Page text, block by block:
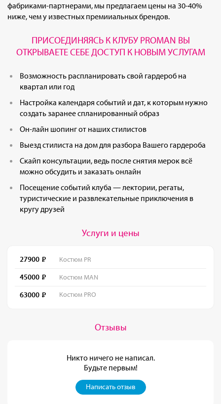
фабриками-партнерами, мы предлагаем цены на 30-40%
ниже, чем у известных премииальных брендов.
ПРИСОЕДИНЯЯСЬ К КЛУБУ PROMAN ВЫ
ОТКРЫВАЕТЕ СЕБЕ ДОСТУП К НОВЫМ УСЛУГАМ
Возможность распланировать свой гардероб на
квартал или год
Настройка календаря событий и дат, к которым нужно
создать заранее спланированный образ
Он-лайн шопинг от наших стилистов
Выезд стилиста на дом для разбора Вашего гардероба
Скайп консультации, ведь после снятия мерок всё
можно обсудить и заказать онлайн
Посещение событий клуба — лектории, регаты,
туристические и развлекательные приключения в
кругу друзей
Услуги и цены
27900 Костюм PR
45000 Костюм MAN
63000 Костюм PRO
Отзывы
Никто ничего не написал.
Будьте первым!
Написать отзыв